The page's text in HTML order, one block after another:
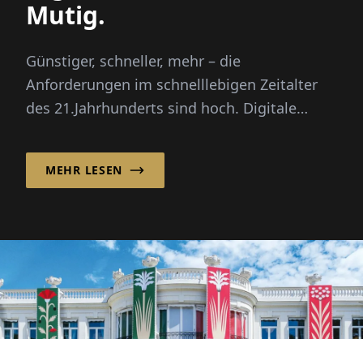
Mutig.
Günstiger, schneller, mehr – die
Anforderungen im schnelllebigen Zeitalter
des 21.Jahrhunderts sind hoch. Digitale
MEHR LESEN